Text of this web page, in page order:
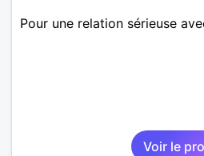
Pour une relation sérieuse
Voir le